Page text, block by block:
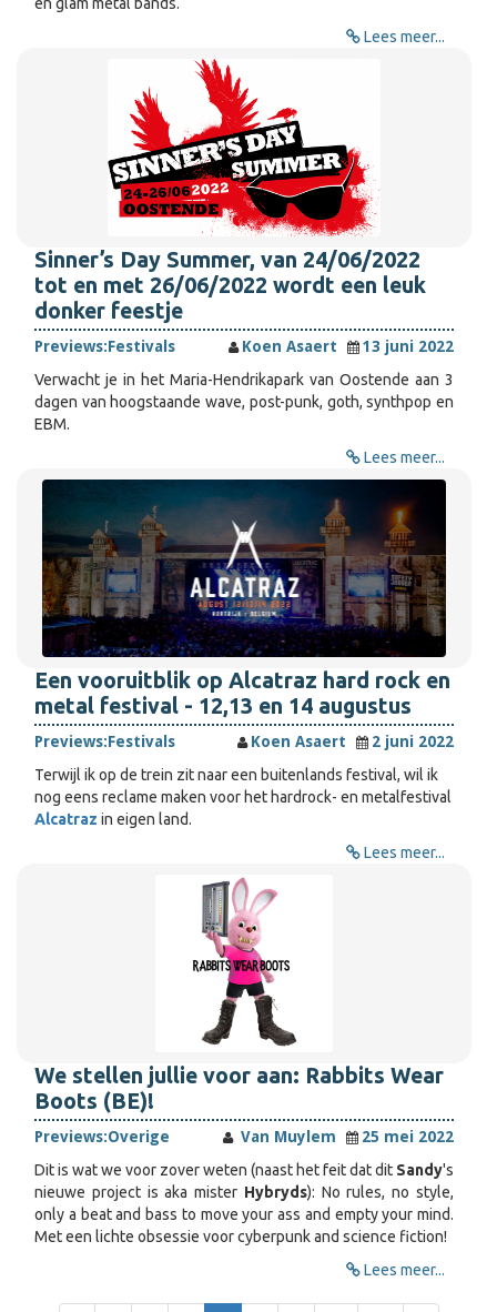
Lees meer...
Sinner’s Day Summer, van 24/06/2022
tot en met 26/06/2022 wordt een leuk
donker feestje
Previews:Festivals Koen Asaert
13 juni 2022
Verwacht je in het Maria-Hendrikapark van Oostende aan 3
dagen van hoogstaande wave, post-punk, goth, synthpop en
EBM.
Lees meer...
Een vooruitblik op Alcatraz hard rock en
metal festival - 12,13 en 14 augustus
Previews:Festivals Koen Asaert
2 juni 2022
Terwijl ik op de trein zit naar een buitenlands festival, wil ik
nog eens reclame maken voor het hardrock- en metalfestival
Alcatraz in eigen land.
Lees meer...
We stellen jullie voor aan: Rabbits Wear
Boots (BE)!
Previews:Overige Van Muylem
25 mei 2022
Dit is wat we voor zover weten (naast het feit dat dit Sandy's
nieuwe project is aka mister Hybryds): No rules, no style,
only a beat and bass to move your ass and empty your mind.
Met een lichte obsessie voor cyberpunk and science fiction!
Lees meer...